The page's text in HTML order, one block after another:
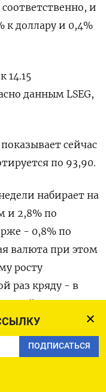
ПОДПИСАТЬСЯ
и
к доллару и 0,4%
14.15
данным LSEG,
сейчас
по 93,90.
набирает на
и 2,8% по
- 0,8% по
валюта при этом
росту
раз кряду - в
на Мосбирже
11,25. На
максимума